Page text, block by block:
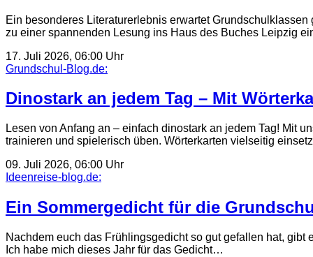
Ein besonderes Literaturerlebnis erwartet
zu einer spannenden Lesung ins Haus des Buches Leipzig
17. Juli 2026, 06:00 Uhr
Grundschul-Blog.de:
Dinostark an jedem Tag – Mit
Lesen von Anfang an – einfach dinostark an jedem Tag! Mit
trainieren und spielerisch üben. Wörterkarten vielseitig
09. Juli 2026, 06:00 Uhr
Ideenreise-blog.de:
Ein Sommergedicht für die
Nachdem euch das Frühlingsgedicht so gut gefallen hat,
Ich habe mich dieses Jahr für das Gedicht…